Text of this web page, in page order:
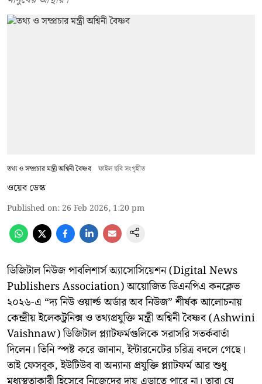
তথ্য ও সম্প্রচার মন্ত্রী অশ্বিনী বৈষ্ণব ফাইল ছবি সংগৃহীত
ওয়েব ডেস্ক
Published on: 26 Feb 2026, 1:20 pm
ডিজিটাল নিউজ পাবলিশার্স অ্যাসোসিয়েশন (Digital News
Publishers Association) আয়োজিত ডিএনপিএ কনক্লেভ
২০২৬-এ “দ্য নিউ ওয়ার্ল্ড অর্ডার অব নিউজ” শীর্ষক আলোচনায়
কেন্দ্রীয় ইলেকট্রনিক্স ও তথ্যপ্রযুক্তি মন্ত্রী অশ্বিনী বৈষ্ণব (Ashwini
Vaishnaw) ডিজিটাল প্ল্যাটফর্মগুলিকে সরাসরি সতর্কবার্তা
দিলেন। তিনি স্পষ্ট করে জানান, ইন্টারনেটের চরিত্র বদলে গেছে।
তাই ফেসবুক, ইউটিউব বা অন্যান্য প্রযুক্তি প্ল্যাটফর্ম আর শুধু